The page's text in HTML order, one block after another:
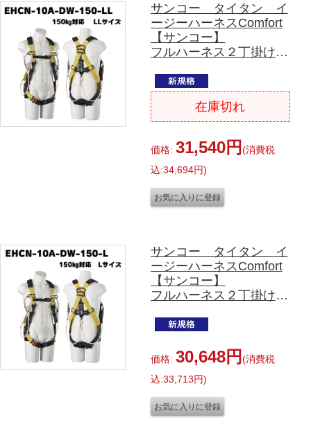
サンコー タイタン イ
ージーハーネスComfort
【サンコー】
フルハーネス２丁掛け
型
EHCN-10A-DW-150-
LL
150㎏対応 LLサイズ
在庫切れ
価格: 31,540円 (消費税
込:34,694円)
サンコー タイタン イ
ージーハーネスComfort
【サンコー】
フルハーネス２丁掛け
型
150㎏対応 Lサイズ
価格: 30,648円 (消費税
込:33,713円)